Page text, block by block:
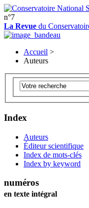
n°7
La Revue du
Accueil >
Auteurs
Index
Auteurs
Éditeur scientifique
Index de mots-clés
Index by keyword
numéros
en texte intégral